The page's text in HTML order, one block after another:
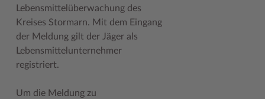
Lebensmittelüberwachung des
Kreises Stormarn. Mit dem Eingang
der Meldung gilt der Jäger als
Lebensmittelunternehmer
registriert.
Um die Meldung zu